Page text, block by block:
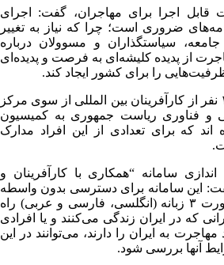
قابل اجرا برای مهاجران، گفت: اجرای
ضروری است؛ چرا که نیاز به تغییر
سیاستگذاران و مسوولان درباره
از پدیده کلیشه‌ای به فرصت و پدیده‌ای
را برای کشور ایجاد کند.
وی یادآور شد: تاکنون ۱۰۰ نفر از کارآفرینان بین المللی از سوی مرکز
و فناوری ریاست جمهوری به کمیسیون
که برای تعدادی از این افراد مدارک
سامانه “همکاری با کارآفرینان و
این سامانه برای دسترسی بدون واسطه
و ثبت نام مهاجران به صورت ۳ زبانه (انگلسی، فارسی و عربی) راه
که در ایران زندگی می‌کنند و یا افرادی
به ایران را دارند، می‌توانند در این
آنها بررسی شود.